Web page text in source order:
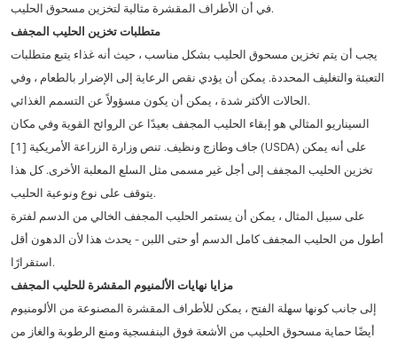
في أن الأطراف المقشرة مثالية لتخزين مسحوق الحليب.
متطلبات تخزين الحليب المجفف
يجب أن يتم تخزين مسحوق الحليب بشكل مناسب ، حيث أنه غذاء يتبع متطلبات
التعبئة والتغليف المحددة. يمكن أن يؤدي نقص الرعاية إلى الإضرار بالطعام ، وفي
الحالات الأكثر شدة ، يمكن أن يكون مسؤولاً عن التسمم الغذائي.
السيناريو المثالي هو إبقاء الحليب المجفف بعيدًا عن الروائح القوية وفي مكان
جاف وطازج ونظيف. تنص وزارة الزراعة الأمريكية [1] (USDA) على أنه يمكن
تخزين الحليب المجفف إلى أجل غير مسمى مثل السلع المعلبة الأخرى. كل هذا
يتوقف على نوع ونوعية الحليب.
على سبيل المثال ، يمكن أن يستمر الحليب المجفف الخالي من الدسم لفترة
أطول من الحليب المجفف كامل الدسم أو حتى اللبن - يحدث هذا لأن الدهون أقل
استقرارًا.
مزايا نهايات الألمنيوم المقشرة للحليب المجفف
إلى جانب كونها سهلة الفتح ، يمكن للأطراف المقشرة المصنوعة من الألومنيوم
أيضًا حماية مسحوق الحليب من الأشعة فوق البنفسجية ومنع الرطوبة والغاز من